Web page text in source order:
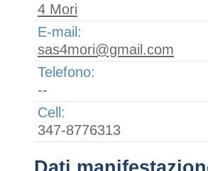
4 Mori
E-mail:
sas4mori@gmail.com
Telefono:
--
Cell:
347-8776313